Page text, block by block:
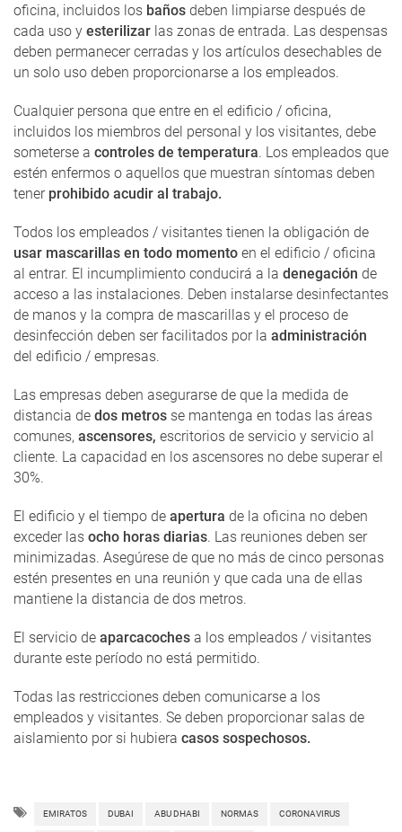
oficina, incluidos los baños deben limpiarse después de
cada uso y esterilizar las zonas de entrada. Las despensas
deben permanecer cerradas y los artículos desechables de
un solo uso deben proporcionarse a los empleados.
Cualquier persona que entre en el edificio / oficina,
incluidos los miembros del personal y los visitantes, debe
someterse a controles de temperatura. Los empleados que
estén enfermos o aquellos que muestran síntomas deben
tener prohibido acudir al trabajo.
Todos los empleados / visitantes tienen la obligación de
usar mascarillas en todo momento en el edificio / oficina
al entrar. El incumplimiento conducirá a la denegación de
acceso a las instalaciones. Deben instalarse desinfectantes
de manos y la compra de mascarillas y el proceso de
desinfección deben ser facilitados por la administración
del edificio / empresas.
Las empresas deben asegurarse de que la medida de
distancia de dos metros se mantenga en todas las áreas
comunes, ascensores, escritorios de servicio y servicio al
cliente. La capacidad en los ascensores no debe superar el
30%.
El edificio y el tiempo de apertura de la oficina no deben
exceder las ocho horas diarias. Las reuniones deben ser
minimizadas. Asegúrese de que no más de cinco personas
estén presentes en una reunión y que cada una de ellas
mantiene la distancia de dos metros.
El servicio de aparcacoches a los empleados / visitantes
durante este período no está permitido.
Todas las restricciones deben comunicarse a los
empleados y visitantes. Se deben proporcionar salas de
aislamiento por si hubiera casos sospechosos.
EMIRATOS DUBAI ABU DHABI NORMAS CORONAVIRUS